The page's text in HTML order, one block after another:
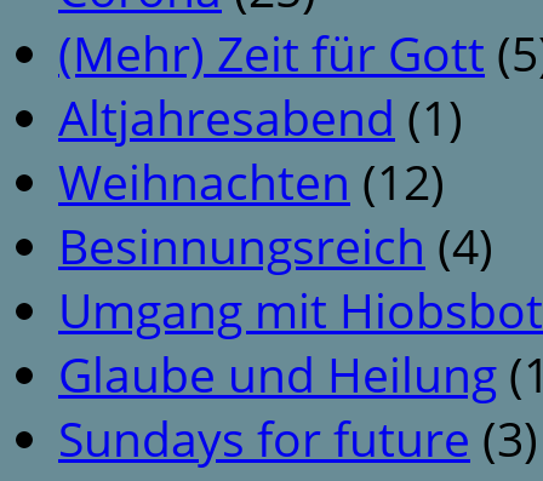
(Mehr) Zeit für Gott
Altjahresabend (1)
Weihnachten (12)
Besinnungsreich (4)
Umgang mit
Glaube und Heilung
Sundays for future (3)